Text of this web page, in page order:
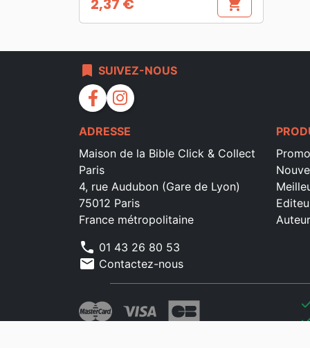
Prix
2,37 € shopping_cart
bookmark SUIVEZ-NOUS
facebook instagram
ADRESSE
Maison de la Bible Click & Collect
Paris
4, rue Audubon (Gare de Lyon)
75012 Paris
France métropolitaine
phone 01 43 26 80 53
mail Contactez-nous